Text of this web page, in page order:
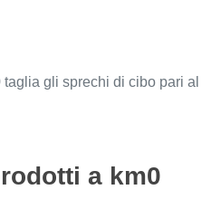
gli sprechi di cibo pari al
a km0